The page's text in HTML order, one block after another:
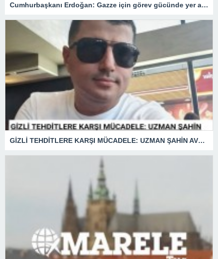
Cumhurbaşkanı Erdoğan: Gazze için görev gücünde yer alacağız.
GİZLİ TEHDİTLERE KARŞI MÜCADELE: UZMAN ŞAHİN AVŞAR ANLATIYOR – “İSTİHBARATA KARŞI KOYMADAN VAZGEÇMEK, KAPINIZI AÇIK BIRAKMAK GİBİDİR!”